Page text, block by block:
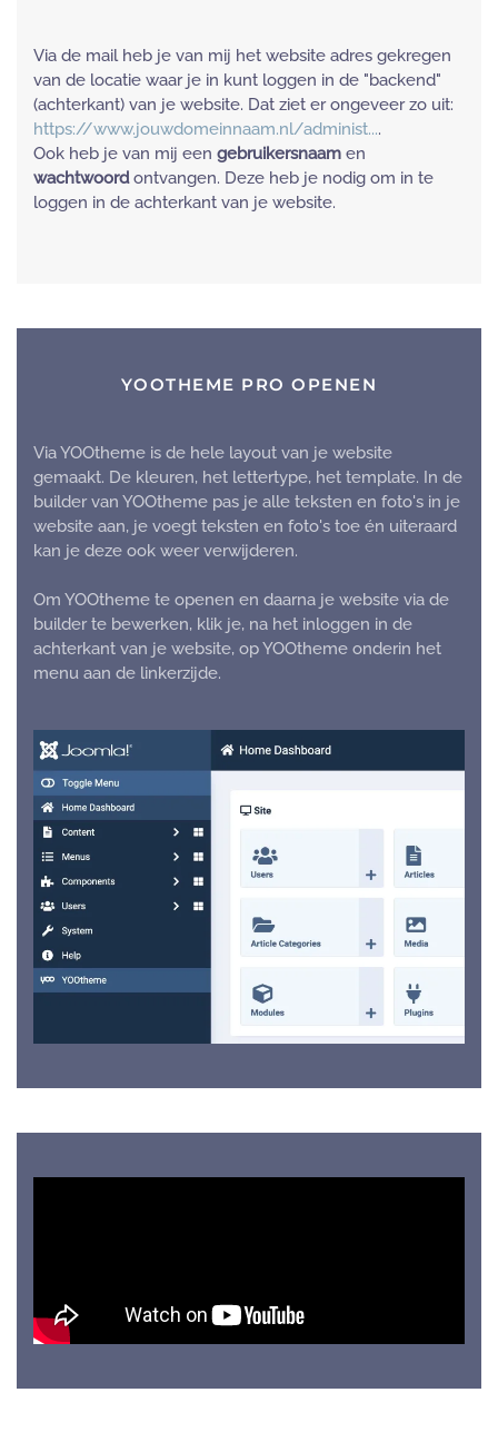
Via de mail heb je van mij het website adres gekregen
van de locatie waar je in kunt loggen in de "backend"
(achterkant) van je website. Dat ziet er ongeveer zo uit:
https://www.jouwdomeinnaam.nl/administ....
Ook heb je van mij een gebruikersnaam en
wachtwoordontvangen. Deze heb je nodig om in te
loggen in de achterkant van je website.
YOOTHEME PRO OPENEN
Via YOOtheme is de hele layout van je website
gemaakt. De kleuren, het lettertype, het template. In de
builder van YOOtheme pas je alle teksten en foto's in je
website aan, je voegt teksten en foto's toe én uiteraard
kan je deze ook weer verwijderen.
Om YOOtheme te openen en daarna je website via de
builder te bewerken, klik je, na het inloggen in de
achterkant van je website, op YOOtheme onderin het
menu aan de linkerzijde.